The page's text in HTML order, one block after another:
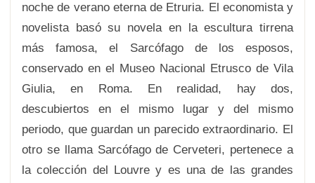
noche de verano eterna de Etruria. El economista y
novelista basó su novela en la escultura tirrena
más famosa, el Sarcófago de los esposos,
conservado en el Museo Nacional Etrusco de Vila
Giulia, en Roma. En realidad, hay dos,
descubiertos en el mismo lugar y del mismo
periodo, que guardan un parecido extraordinario. El
otro se llama Sarcófago de Cerveteri, pertenece a
la colección del Louvre y es una de las grandes